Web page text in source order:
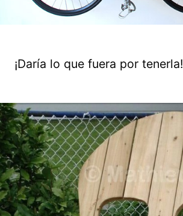
¡Daría lo que fuera por tenerla!